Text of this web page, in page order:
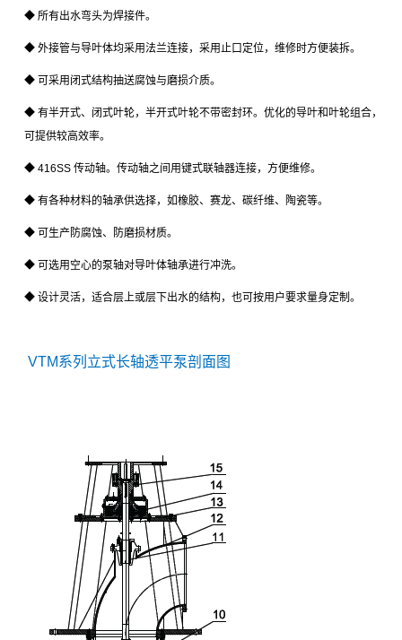
◆ 所有出水弯头为焊接件。
◆ 外接管与导叶体均采用法兰连接，采用止口定位，维修时方便装拆。
◆ 可采用闭式结构抽送腐蚀与磨损介质。
◆ 有半开式、闭式叶轮，半开式叶轮不带密封环。优化的导叶和叶轮组合，
可提供较高效率。
◆ 416SS 传动轴。传动轴之间用键式联轴器连接，方便维修。
◆ 有各种材料的轴承供选择，如橡胶、赛龙、碳纤维、陶瓷等。
◆ 可生产防腐蚀、防磨损材质。
◆ 可选用空心的泵轴对导叶体轴承进行冲洗。
◆ 设计灵活，适合层上或层下出水的结构，也可按用户要求量身定制。
VTM系列立式长轴透平泵剖面图